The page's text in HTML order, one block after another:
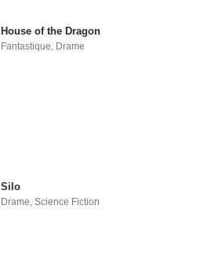
House of the Dragon
Fantastique Drame
Silo
Drame,Science Fiction